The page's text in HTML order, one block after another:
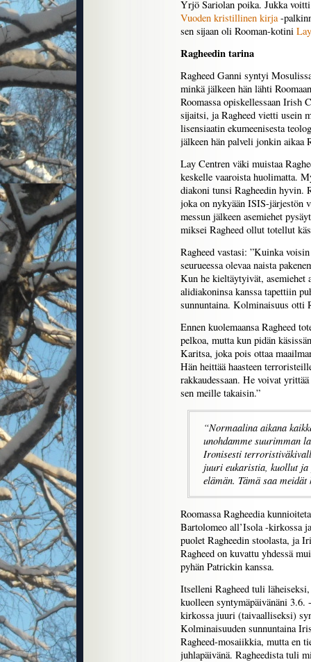
Yrjö Sariolan poika. Jukka
Vuoden kristillinen kirja-
sen sijaan oli Rooman-kotini
Ragheedin tarina
Ragheed Ganni syntyi
minkä jälkeen hän lähti
Roomassa opiskellessaan Irish
sijaitsi, ja Ragheed vietti usein
lisensiaatin ekumeenisesta
jälkeen hän palveli jonkin aikaa
Lay Centren väki muistaa
keskelle vaaroista huolimatta.
diakoni tunsi Ragheedin hyvin.
joka on nykyään ISIS-järjestön
messun jälkeen asemiehet
miksei Ragheed ollut totellut
Ragheed vastasi: ”Kuinka
seurueessa olevaa naista
Kun he kieltäytyivät, asemiehet
alidiakoninsa kanssa tapettiin
sunnuntaina. Kolminaisuus otti
Ennen kuolemaansa Ragheed
pelkoa, mutta kun pidän
Karitsa, joka pois ottaa
Hän heittää haasteen
rakkaudessaan. He voivat
sen meille takaisin.”
“Normaalina aikana
unohdamme suurimman
Ironisesti
juuri eukaristia, kuollut ja
elämän. Tämä saa
Roomassa Ragheedia
Bartolomeo all’Isola -kirkossa
puolet Ragheedin stoolasta, ja
Ragheed on kuvattu yhdessä
pyhän Patrickin kanssa.
Itselleni Ragheed tuli
kuolleen syntymäpäivänäni 3.6.
kirkossa juuri (taivaalliseksi)
Kolminaisuuden sunnuntaina
Ragheed-mosaiikkia, mutta en
juhlapäivänä. Ragheedista tuli